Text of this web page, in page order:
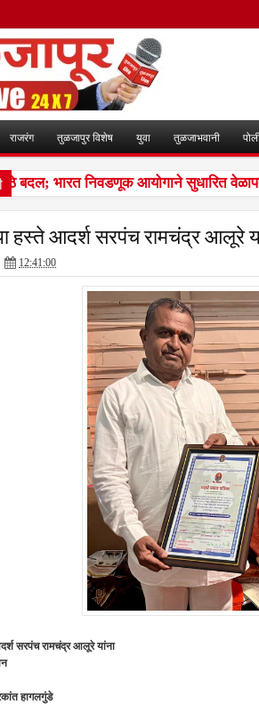
राजरंग तुळजापुर विशेष युवा तुळजाभवानी
बदल; भारत निवडणूक आयोगाने सुधारित
हस्ते आदर्श सरपंच रामचंद्र आलूरे
12:41:00
सरपंच रामचंद्र आलूरे यांना
हागलगुंडे